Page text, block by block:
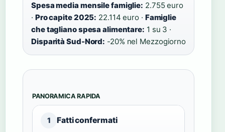
Spesa media mensile famiglie: 2.755 euro
· Pro capite 2025: 22.114 euro · Famiglie
che tagliano spesa alimentare: 1 su 3 ·
Disparità Sud-Nord: -20% nel Mezzogiorno
PANORAMICA RAPIDA
1 Fatti confermati